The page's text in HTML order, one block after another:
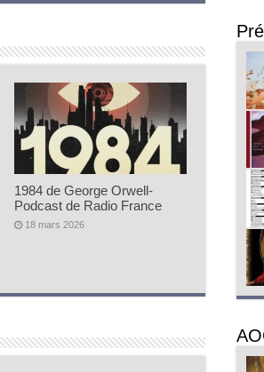
1984 de George Orwell-
Podcast de Radio France
18 mars 2026